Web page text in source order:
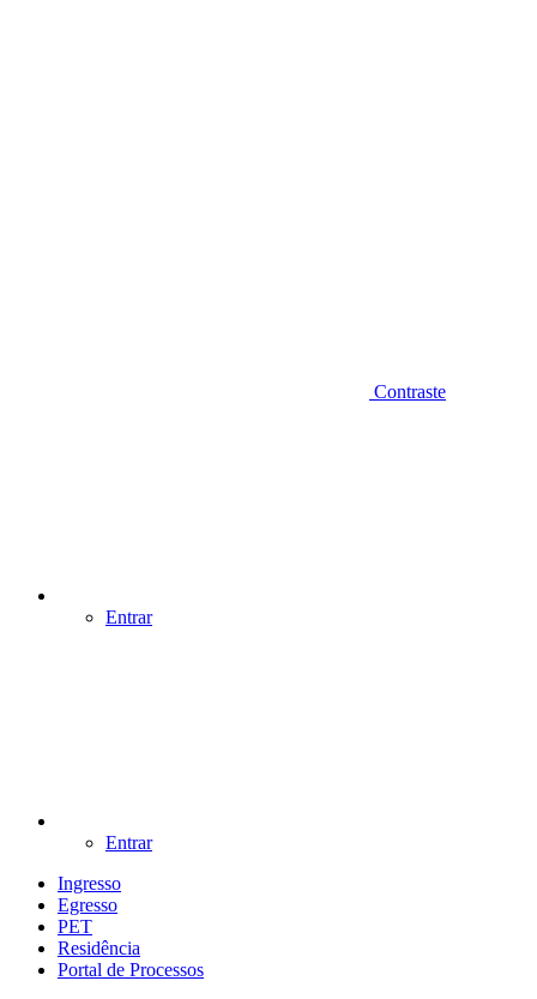
Contraste
Entrar
Entrar
Ingresso
Egresso
PET
Residência
Portal de Processos